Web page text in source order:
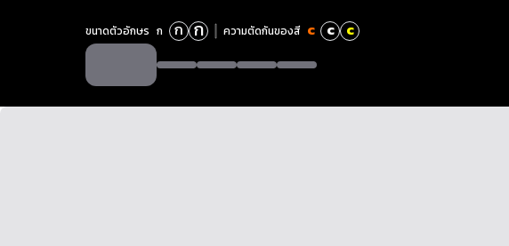
ขนาดตัวอักษร ก ก ก ความตัดกันของสี c c c